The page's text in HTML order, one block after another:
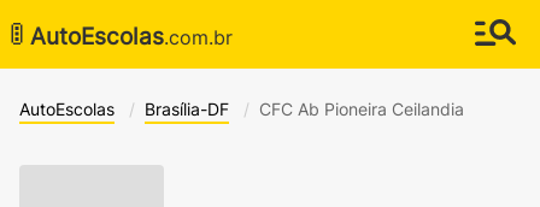
🚦 AutoEscolas.com.br
AutoEscolas Brasília-DF CFC Ab Pioneira Ceilandia